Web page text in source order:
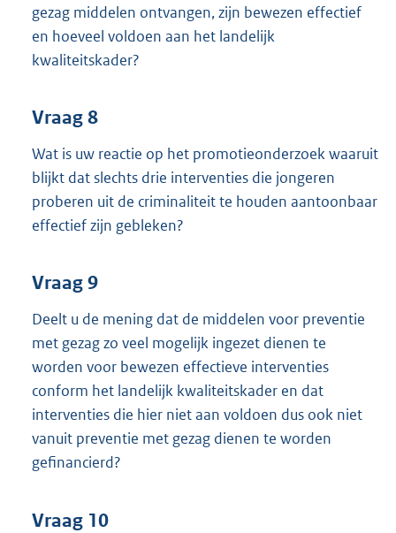
gezag middelen ontvangen, zijn bewezen effectief
en hoeveel voldoen aan het landelijk
kwaliteitskader?
Vraag 8
Wat is uw reactie op het promotieonderzoek waaruit
blijkt dat slechts drie interventies die jongeren
proberen uit de criminaliteit te houden aantoonbaar
effectief zijn gebleken?
Vraag 9
Deelt u de mening dat de middelen voor preventie
met gezag zo veel mogelijk ingezet dienen te
worden voor bewezen effectieve interventies
conform het landelijk kwaliteitskader en dat
interventies die hier niet aan voldoen dus ook niet
vanuit preventie met gezag dienen te worden
gefinancierd?
Vraag 10